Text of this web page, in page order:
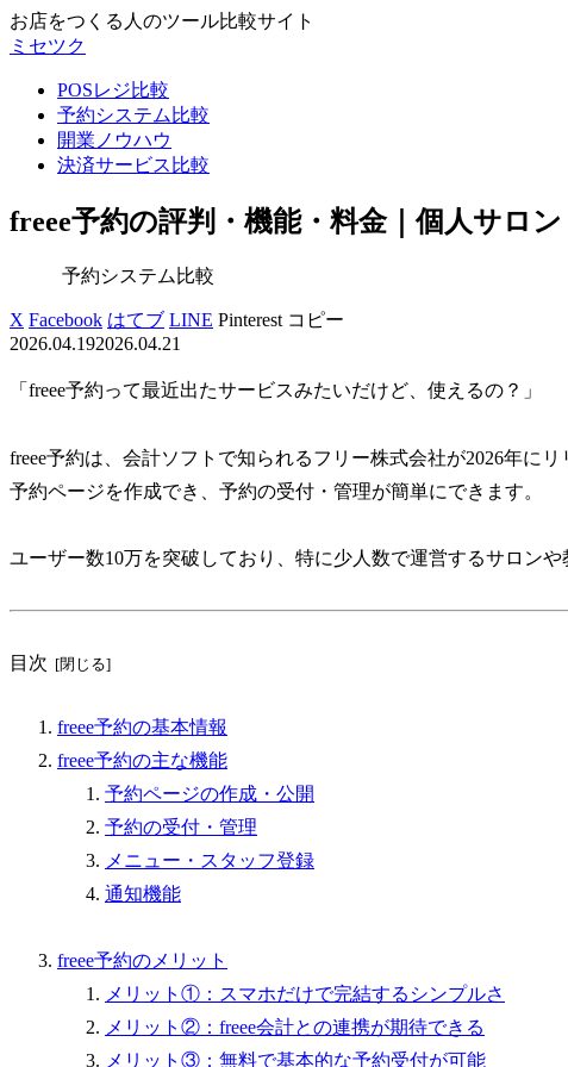
お店をつくる人のツール比較サイト
ミセツク
POSレジ比較
予約システム比較
開業ノウハウ
決済サービス比較
freee予約の評判・機能・料金｜個人サロ
予約システム比較
X Facebook はてブ LINE Pinterest コピー
2026.04.192026.04.21
「freee予約って最近出たサービスみたいだけど、使えるの？」
freee予約は、会計ソフトで知られるフリー株式会社が2026年に
予約ページを作成でき、予約の受付・管理が簡単にできます。
ユーザー数10万を突破しており、特に少人数で運営するサロンや
目次
freee予約の基本情報
freee予約の主な機能
予約ページの作成・公開
予約の受付・管理
メニュー・スタッフ登録
通知機能
freee予約のメリット
メリット①：スマホだけで完結するシンプルさ
メリット②：freee会計との連携が期待できる
メリット③：無料で基本的な予約受付が可能